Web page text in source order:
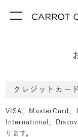
クレジットカー
VISA、MasterCard、
International、
ります。